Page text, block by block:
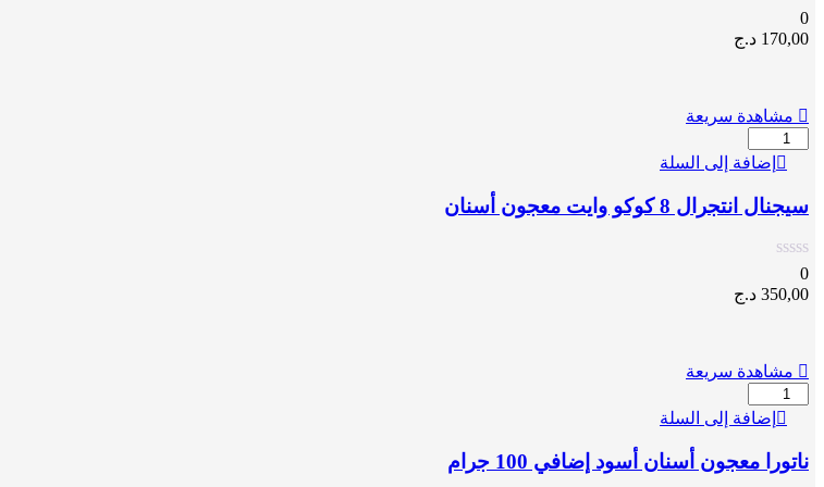
التفاح
0
170,00 د.ج
مشاهدة سريعة
كمية
سيجنال
انتجرال
كوكو
أسنان
إضافة إلى السلة
سيجنال انتجرال 8 كوكو وايت معجون أسنان
0
350,00 د.ج
مشاهدة سريعة
كمية
ناتورا
معجون
أسنان
أسود
إضافة إلى السلة
ناتورا معجون أسنان أسود إضافي 100 جرام